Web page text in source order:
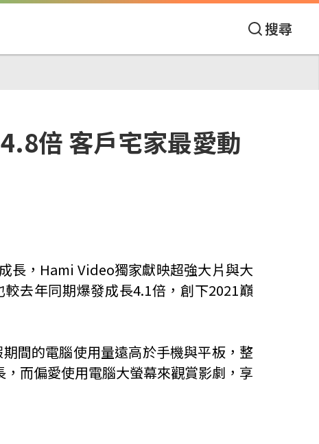
搜尋
倍 客戶宅家最愛動
長， Hami Video獨家獻映超強大片與大
去年同期爆發成長4.1倍，創下2021巔
間的電腦使用量遠高於手機與平板，整
而偏愛使用電腦大螢幕來觀賞影劇，享